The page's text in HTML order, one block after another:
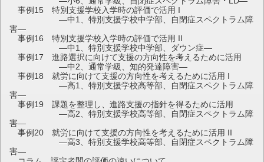
事例15 特別支援学校入学時の評価で活用 I
―中1、特別支援学校中学部、自閉症スペクトラム障
害―
事例16 特別支援学校入学時の評価で活用 II
―中1、特別支援学校中学部、ダウン症―
事例17 進路選択に向けて支援の方向性を考えるために活用
―中2、通常学級、知的発達障害―
事例18 就労に向けて支援の方向性を考えるために活用 I
―高1、特別支援学校高等部、自閉症スペクトラム障
害―
事例19 課題を整理し、進路支援の指針を得るために活用
―高2、特別支援学校高等部、自閉症スペクトラム障
害―
事例20 就労に向けて支援の方向性を考えるために活用 II
―高3、特別支援学校高等部、自閉症スペクトラム障
害―